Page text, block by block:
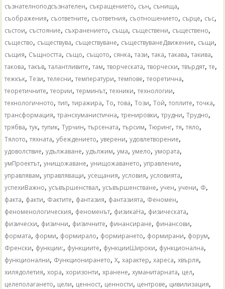
съзнателноподсъзнателен, съкращението, сън, сънища,
съображения, съответните, съответния, съотношението, сърце, със,
състои, състояние, съхранението, съща, съществени, съществено,
същество, съществува, съществуване, съществуванеДвижение, същи,
същия, Същността, също, същото, сянка,тази,така,такава,такива,
такова,такъв,талантливите,там,творческата,творчески,твърдят,те,
тежкък,Тези,телесни,температури,темпове,теоретична,
теоретичните,теории,терминът,техники,технологии,
технологичното,тип,тиражира,То,това,Този,Той,топлите,точка,
трансформация,трансхуманистична,тренировки,трудни,Трудно,
трябва,тук,тупик,Турчин,търсената,търсим,Тюринг,тя,тяло,
Тялото,тяхната,убеждението,уверени,удовлетворение,
удоволствие,удължаване,удължим,ума,умело,умората,
умПроектът,унищожаване,унищожаването,управление,
управлявам,управляващи,усещания,условия,условията,
успехиВажно,усъвършенствал,усъвършенстване,учен,учени, Ф,
факта, факти, Фактите, фантазия, фантазията, Феномен,
феноменологическия, феноменът, физикаНа, физическата,
физически, физични, физичните, финансиране, финансови,
формата, форми, формирало, формирането, формирани, форум,
Френски, функции:, функциите, функцииШироки, функционална,
функционални, Функционирането,Х,характер,хареса,хвърля,
хилядолетия,хора,хоризонти,хранене,хуманитарната, цел,
целеполагането, цели, ценност, ценности, центрове, цивилизация,